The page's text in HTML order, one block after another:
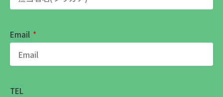
Email
TEL